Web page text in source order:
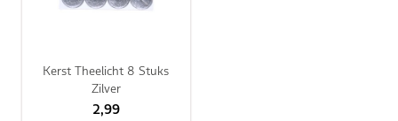
Kerst Theelicht 8 Stuks
Zilver
2,99